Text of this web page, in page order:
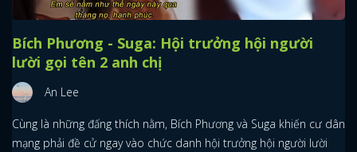
Bích Phương - Suga: Hội trưởng hội người
lười gọi tên 2 anh chị
An Lee
Cùng là những đấng thích nằm, Bích Phương và Suga khiến cư dân
mạng phải đề cử ngay vào chức danh hội trưởng hội người lười